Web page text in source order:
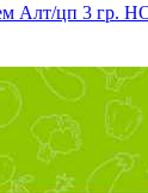
Алт/цп 3 гр.